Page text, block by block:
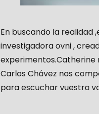
En buscando la realidad
investigadora ovni ,
experimentos.Catherine
Carlos Chávez nos
para escuchar vuestra